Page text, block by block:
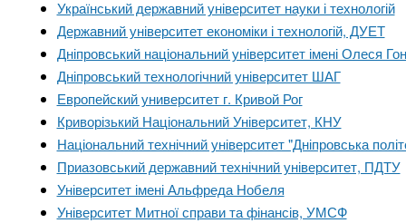
Український державний університет науки і технологій
Державний університет економіки і технологій, ДУЕТ
Дніпровський національний університет імені Олеся
Дніпровський технологічний університет ШАГ
Европейский университет г. Кривой Рог
Криворізький Національний Університет, КНУ
Національний технічний університет "Дніпровська
Приазовський державний технічний університет, ПДТУ
Університет імені Альфреда Нобеля
Університет Митної справи та фінансів, УМСФ